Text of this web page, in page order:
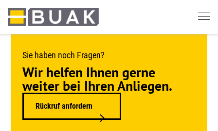
Springe
zum
Sie haben noch Fragen?
Wir helfen Ihnen gerne
weiter bei Ihren Anliegen.
Rückruf anfordern